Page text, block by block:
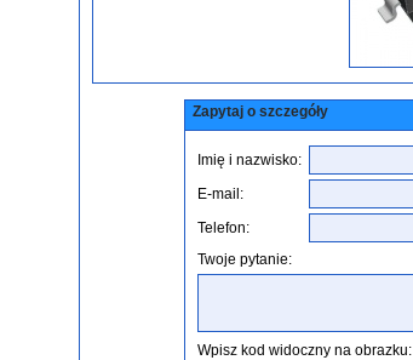
Zapytaj o szczegóły
Imię i nazwisko:
E-mail:
Telefon:
Twoje pytanie:
Wpisz kod widoczny na obrazku: